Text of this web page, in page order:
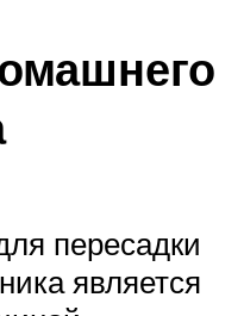
пересадки
является